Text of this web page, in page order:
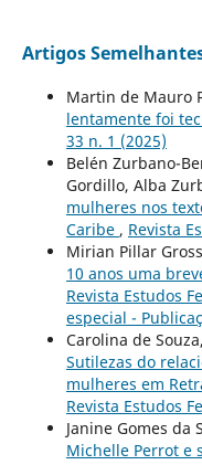
Artigos
Martin de Mauro
lentamente foi
33 n. 1 (2025)
Belén Zurbano-
Gordillo, Alba
mulheres nos
Caribe , Revista
Mirian Pillar
10 anos uma
Revista Estudos
especial -
Carolina de
Sutilezas do
mulheres em
Revista Estudos
Janine Gomes da
Michelle Perrot e